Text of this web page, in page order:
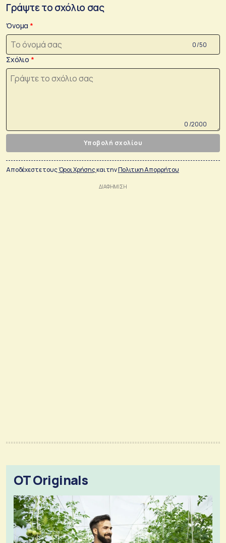
Γράψτε το σχόλιο σας
Όνομα
0 /50
Σχόλιο
0 /2000
Υποβολή σχολίου
Αποδέχεστε τουςΌροι Χρήσηςκαι τηνΠολιτικη Απορρήτου
OT Originals